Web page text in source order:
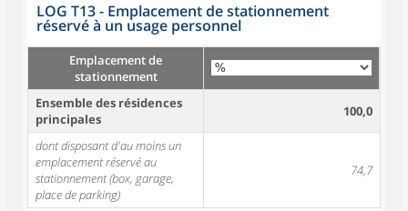
LOG T13 - Emplacement de stationnement
réservé à un usage personnel
Emplacement de
stationnement
Ensemble des résidences
principales
100,0
dont disposant d'au moins un
emplacement réservé au
stationnement (box, garage,
place de parking)
74,7